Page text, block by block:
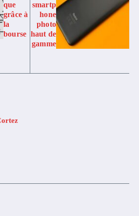
que
grâce à
la
bourse
smartp
hone
photo
haut de
gamme